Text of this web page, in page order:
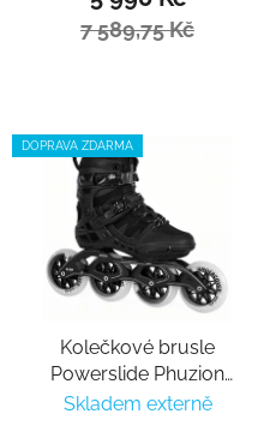
7 589,75 Kč
DOPRAVA ZDARMA
Kolečkové brusle
Powerslide Phuzion
Argon Road black 110
Skladem externě